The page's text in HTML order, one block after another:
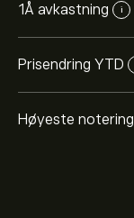
1Å avkastning i
Prisendring YTD
Høyeste notering